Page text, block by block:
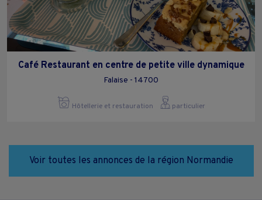
Café Restaurant en centre de petite ville dynamique
Falaise - 14700
Hôtellerie et restauration particulier
Voir toutes les annonces de la région Normandie